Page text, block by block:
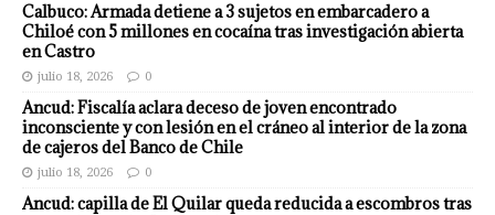
Calbuco: Armada detiene a 3 sujetos en embarcadero a
Chiloé con 5 millones en cocaína tras investigación abierta
en Castro
julio 18, 2026 0
Ancud: Fiscalía aclara deceso de joven encontrado
inconsciente y con lesión en el cráneo al interior de la zona
de cajeros del Banco de Chile
julio 18, 2026 0
Ancud: capilla de El Quilar queda reducida a escombros tras